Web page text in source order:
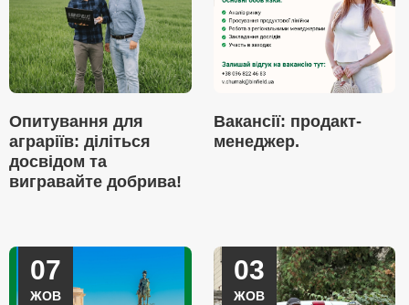
Опитування для
аграріїв: діліться
досвідом та
вигравайте добрива!
Вакансії: продакт-
менеджер.
07
ЖОВ
03
ЖОВ